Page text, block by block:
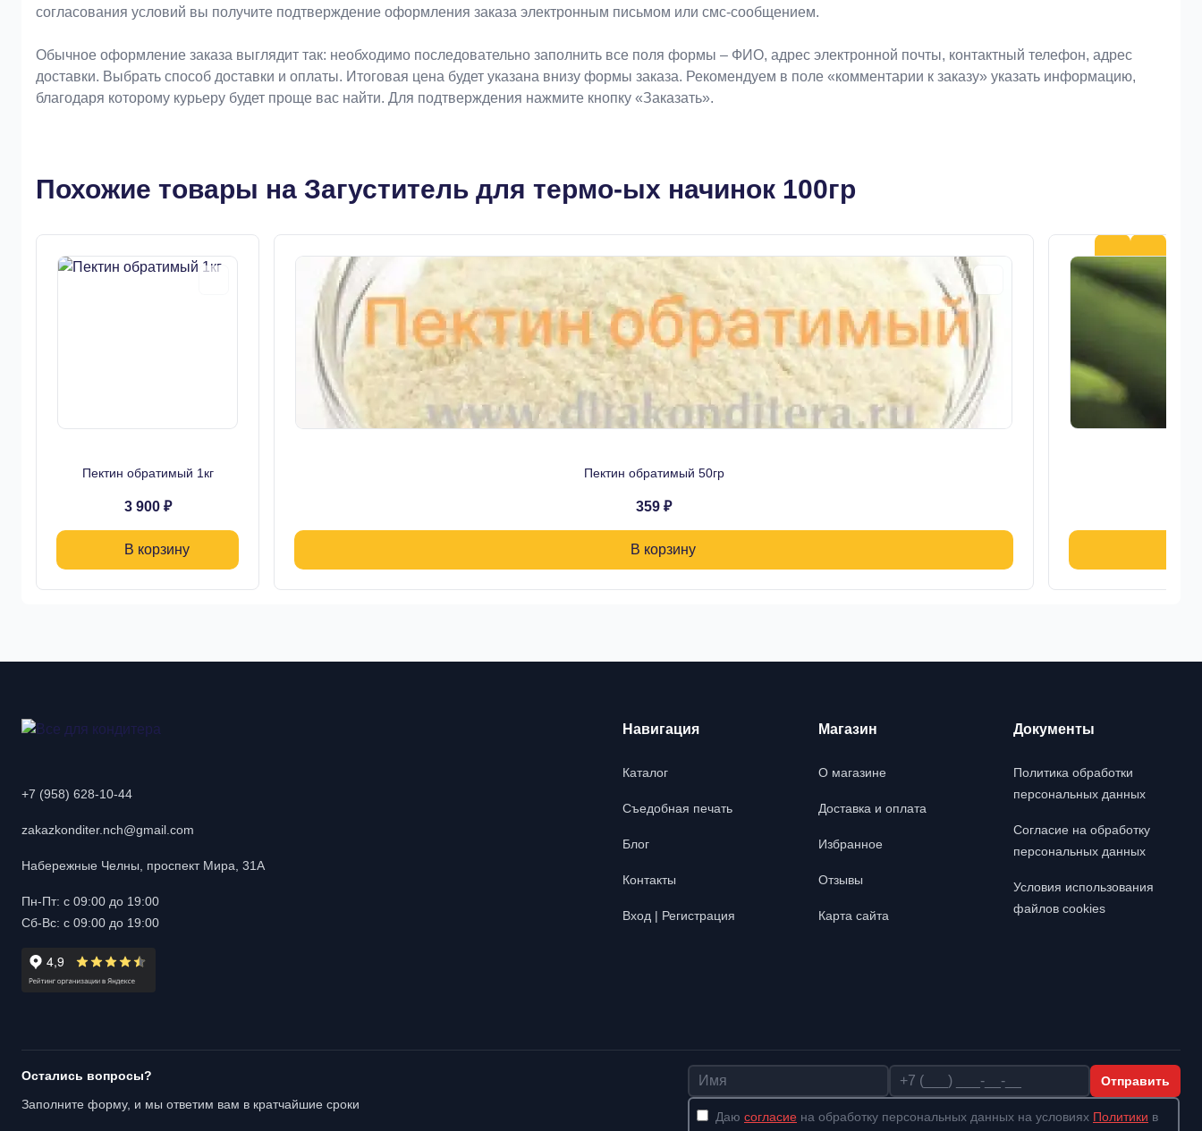
согласования условий вы получите подтверждение оформления заказа электронным письмом или смс-сообщением.
Обычное оформление заказа выглядит так: необходимо последовательно заполнить все поля формы – ФИО, адрес электронной почты, контактный телефон, адрес
доставки. Выбрать способ доставки и оплаты. Итоговая цена будет указана внизу формы заказа. Рекомендуем в поле «комментарии к заказу» указать информацию,
благодаря которому курьеру будет проще вас найти. Для подтверждения нажмите кнопку «Заказать».
Похожие товары на Загуститель для термо-ых начинок 100гр
Пектин обратимый 1кг
3 900 ₽
В корзину
Пектин обратимый 50гр
359 ₽
В корзину
+7 (958) 628-10-44
zakazkonditer.nch@gmail.com
Набережные Челны, проспект Мира, 31А
Пн-Пт: с 09:00 до 19:00
Сб-Вс: с 09:00 до 19:00
Навигация
Каталог
Съедобная печать
Блог
Контакты
Вход | Регистрация
Магазин
О магазине
Доставка и оплата
Избранное
Отзывы
Карта сайта
Документы
Политика обработки
персональных данных
Согласие на обработку
персональных данных
Условия использования
файлов cookies
Остались вопросы?
Заполните форму, и мы ответим вам в кратчайшие сроки
Имя Телефон Отправить
Даю согласие на обработку персональных данных на условиях Политики в